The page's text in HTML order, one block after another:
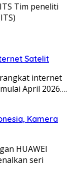
Tim peneliti
Satelit
internet
April 2026….
Kamera
HUAWEI
seri